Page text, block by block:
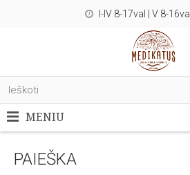
I-IV 8-17val | V 8-16val
MENIU
PAIEŠKA